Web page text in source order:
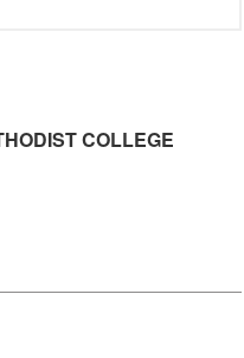
COLLEGE